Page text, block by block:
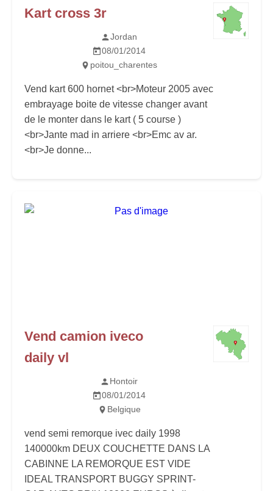
Kart cross 3r
Jordan
08/01/2014
poitou_charentes
Vend kart 600 hornet <br>Moteur 2005 avec
embrayage boite de vitesse changer avant
de le monter dans le kart ( 5 course )
<br>Jante mad in arriere <br>Emc av ar.
<br>Je donne...
Vend camion iveco
daily vl
Hontoir
08/01/2014
Belgique
vend semi remorque ivec daily 1998
140000km DEUX COUCHETTE DANS LA
CABINNE LA REMORQUE EST VIDE
IDEAL TRANSPORT BUGGY SPRINT-